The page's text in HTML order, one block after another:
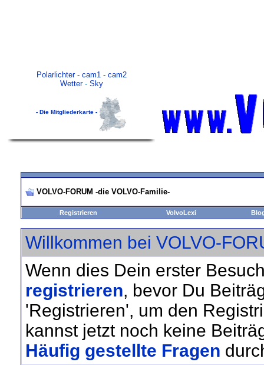
Polarlichter- cam1- cam2
Wetter- Sky
- Die Mitgliederkarte -
VOLVO-FORUM -die VOLVO-Familie-
Registrieren VolvoLexi
Willkommen bei VOLVO-
Wenn dies Dein erster
registrieren, bevor Du
'Registrieren', um den
kannst jetzt noch keine
Häufig gestellte Fragen